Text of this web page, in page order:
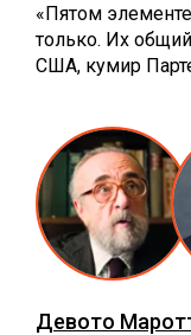
«Пятом
только. Их
США, кумир
Девото